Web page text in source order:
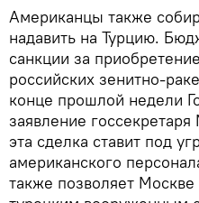
Американцы также
надавить на Турцию.
санкции за
российских зенитно-
конце прошлой недели
заявление
эта сделка ставит под
американского
также позволяет Москве